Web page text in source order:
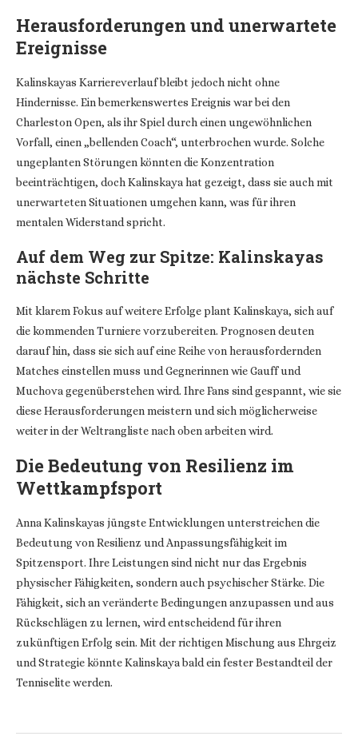
Herausforderungen und unerwartete
Ereignisse
Kalinskayas Karriereverlauf bleibt jedoch nicht ohne
Hindernisse. Ein bemerkenswertes Ereignis war bei den
Charleston Open, als ihr Spiel durch einen ungewöhnlichen
Vorfall, einen „bellenden Coach“, unterbrochen wurde. Solche
ungeplanten Störungen könnten die Konzentration
beeinträchtigen, doch Kalinskaya hat gezeigt, dass sie auch mit
unerwarteten Situationen umgehen kann, was für ihren
mentalen Widerstand spricht.
Auf dem Weg zur Spitze: Kalinskayas
nächste Schritte
Mit klarem Fokus auf weitere Erfolge plant Kalinskaya, sich auf
die kommenden Turniere vorzubereiten. Prognosen deuten
darauf hin, dass sie sich auf eine Reihe von herausfordernden
Matches einstellen muss und Gegnerinnen wie Gauff und
Muchova gegenüberstehen wird. Ihre Fans sind gespannt, wie sie
diese Herausforderungen meistern und sich möglicherweise
weiter in der Weltrangliste nach oben arbeiten wird.
Die Bedeutung von Resilienz im
Wettkampfsport
Anna Kalinskayas jüngste Entwicklungen unterstreichen die
Bedeutung von Resilienz und Anpassungsfähigkeit im
Spitzensport. Ihre Leistungen sind nicht nur das Ergebnis
physischer Fähigkeiten, sondern auch psychischer Stärke. Die
Fähigkeit, sich an veränderte Bedingungen anzupassen und aus
Rückschlägen zu lernen, wird entscheidend für ihren
zukünftigen Erfolg sein. Mit der richtigen Mischung aus Ehrgeiz
und Strategie könnte Kalinskaya bald ein fester Bestandteil der
Tenniselite werden.